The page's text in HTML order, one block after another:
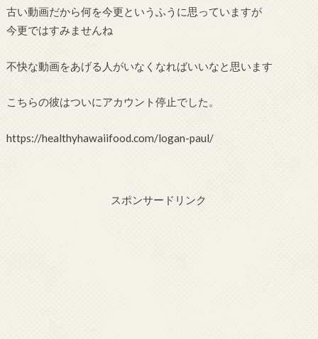
古い動画だから何を今更というふうに思っていますが
今更ではすみませんね
不快な動画をあげる人がいなくなればいいなと思います
こちらの彼はついにアカウント停止でした。
https://healthyhawaiifood.com/logan-paul/
スポンサードリンク